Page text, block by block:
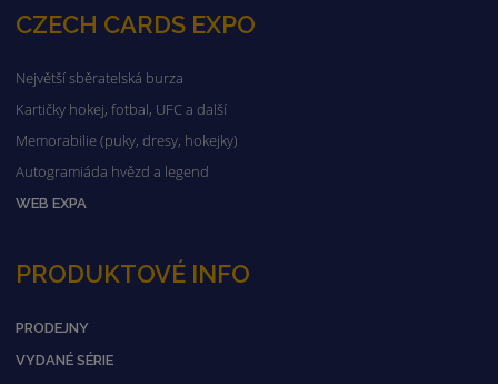
CZECH CARDS EXPO
Největší sběratelská burza
Kartičky hokej, fotbal, UFC a další
Memorabilie (puky, dresy, hokejky)
Autogramiáda hvězd a legend
WEB EXPA
PRODUKTOVÉ INFO
PRODEJNY
VYDANÉ SÉRIE